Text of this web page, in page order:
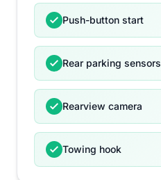
Push-button start
Rear parking sensors
Rearview camera
Towing hook